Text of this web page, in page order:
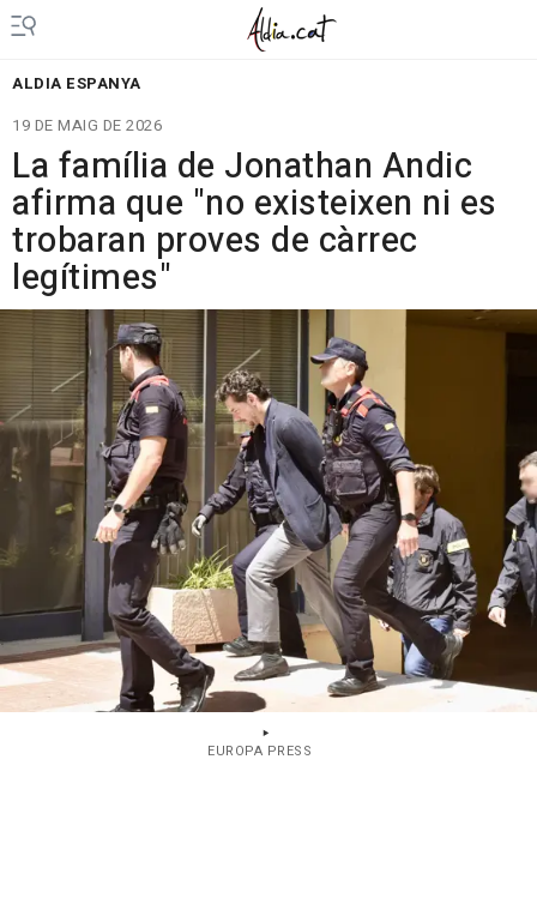
ALDIA ESPANYA
19 DE MAIG DE 2026
La família de Jonathan Andic
afirma que "no existeixen ni es
trobaran proves de càrrec
legítimes"
EUROPA PRESS